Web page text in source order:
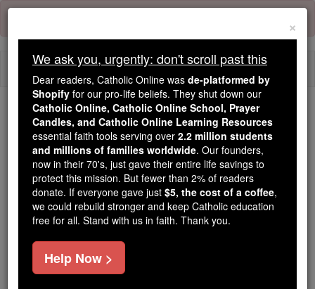
Skip
content
Because of You, 2.2 Million
Students Are Being Formed in the
Faith
Because of generous supporters like you,
Catholic Online School has already delivered
free, faithful Catholic education to over 2.2
million students across 193 countries. In an age
of noise and algorithms, you are helping form
souls with truth, prayer, Scripture, and Christ.
×
We ask you, urgently: don't scroll past this
Dear readers, Catholic Online was de-platformed by
Shopify for our pro-life beliefs. They shut down our
Catholic Online, Catholic Online School, Prayer
Candles, and Catholic Online Learning Resources
essential faith tools serving over 2.2 million students
and millions of families worldwide. Our founders,
now in their 70's, just gave their entire life savings to
protect this mission. But fewer than 2% of readers
donate. If everyone gave just $5, the cost of a coffee,
we could rebuild stronger and keep Catholic education
free for all. Stand with us in faith. Thank you.
Help Now >